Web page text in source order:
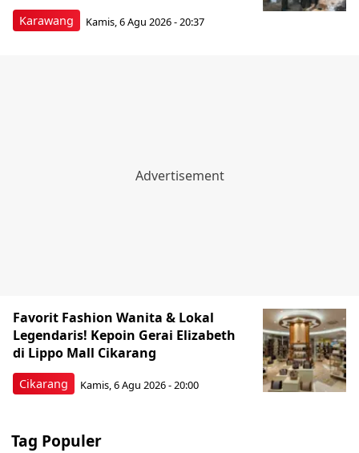
Karawang Kamis, 6 Agu 2026 - 20:37
Cikarang
Favorit Fashion Wanita & Lokal
Legendaris! Kepoin Gerai Elizabeth
di Lippo Mall Cikarang
Kamis, 6 Agu 2026 - 20:00
Tag Populer